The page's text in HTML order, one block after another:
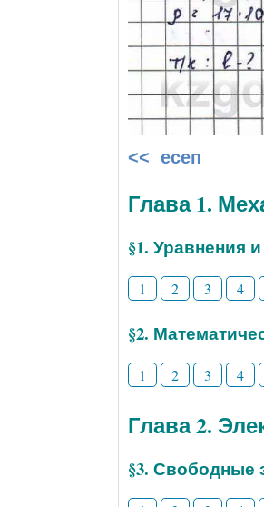
<< есеп
Глава 1.
§1. Уравнения
1 2 3 4
§2.
1 2 3 4
Глава 2.
§3. Свободные